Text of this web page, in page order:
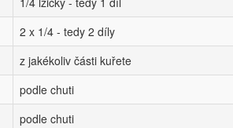
2 x 1/4 - tedy 2 díly
z jakékoliv části kuřete
podle chuti
podle chuti